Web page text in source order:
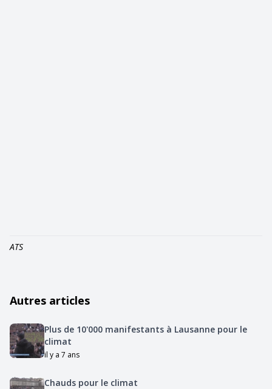
ATS
Autres articles
Plus de 10'000 manifestants à Lausanne pour le
climat
il y a 7 ans
Chauds pour le climat